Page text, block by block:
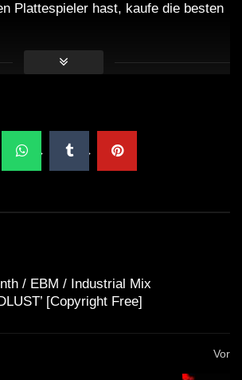
Plattespieler hast, kaufe die besten
/ EBM / Industrial Mix
[Copyright Free]
Vor